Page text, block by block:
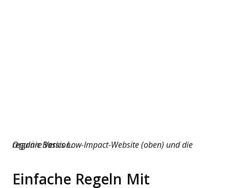
Organic Basics Low-Impact-Website (oben) und die reguläre Version.
Einfache Regeln Mit